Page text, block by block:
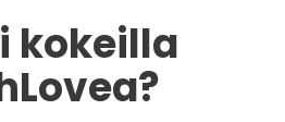
kokeilla